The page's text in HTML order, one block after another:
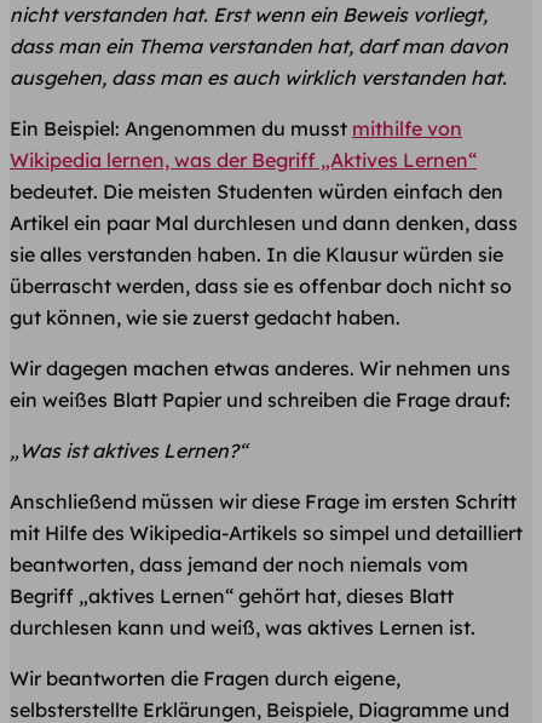
nicht verstanden hat. Erst wenn ein Beweis vorliegt,
dass man ein Thema verstanden hat, darf man davon
ausgehen, dass man es auch wirklich verstanden hat.
Ein Beispiel: Angenommen du musst mithilfe von
Wikipedia lernen, was der Begriff „Aktives Lernen“
bedeutet. Die meisten Studenten würden einfach den
Artikel ein paar Mal durchlesen und dann denken, dass
sie alles verstanden haben. In die Klausur würden sie
überrascht werden, dass sie es offenbar doch nicht so
gut können, wie sie zuerst gedacht haben.
Wir dagegen machen etwas anderes. Wir nehmen uns
ein weißes Blatt Papier und schreiben die Frage drauf:
„Was ist aktives Lernen?“
Anschließend müssen wir diese Frage im ersten Schritt
mit Hilfe des Wikipedia-Artikels so simpel und detailliert
beantworten, dass jemand der noch niemals vom
Begriff „aktives Lernen“ gehört hat, dieses Blatt
durchlesen kann und weiß, was aktives Lernen ist.
Wir beantworten die Fragen durch eigene,
selbsterstellte Erklärungen, Beispiele, Diagramme und